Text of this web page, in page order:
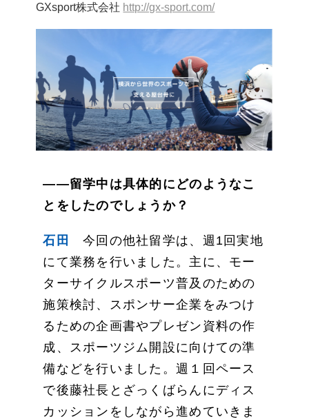
GXsport株式会社 http://gx-sport.com/
——留学中は具体的にどのようなこ
とをしたのでしょうか？
石田
今回の他社留学は、週1回実地
にて業務を行いました。主に、モー
ターサイクルスポーツ普及のための
施策検討、スポンサー企業をみつけ
るための企画書やプレゼン資料の作
成、スポーツジム開設に向けての準
備などを行いました。週１回ペース
で後藤社長とざっくばらんにディス
カッションをしながら進めていきま